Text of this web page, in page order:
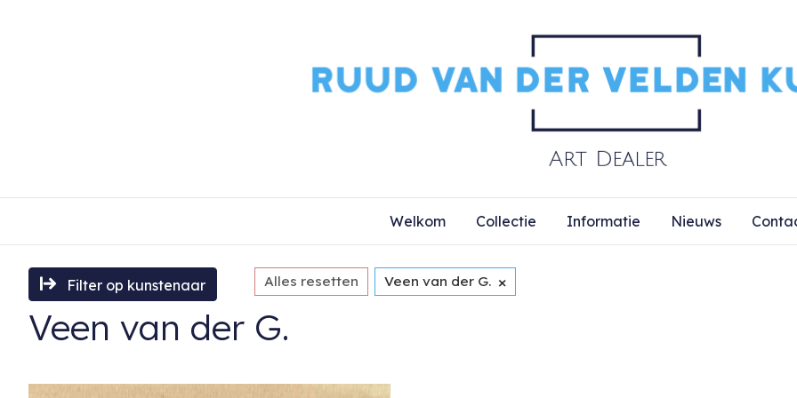
Welkom Collectie Informatie Nieuws
Filter op kunstenaar Alles resetten Veen van der G. ×
Veen van der G.